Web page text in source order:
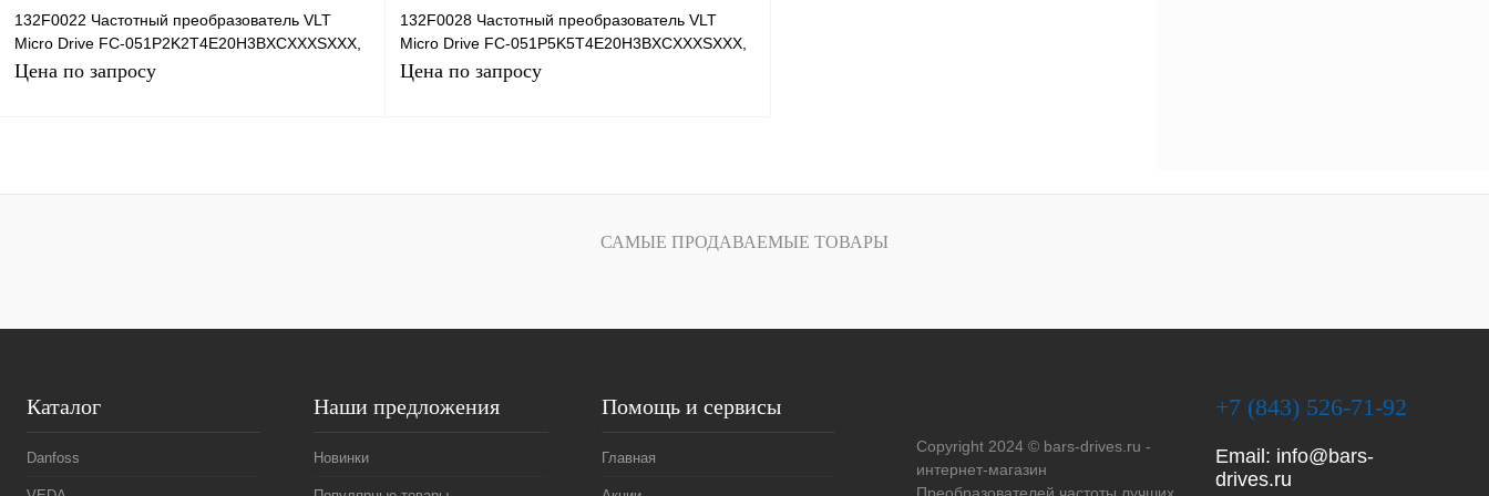
132F0022 Частотный преобразователь VLT
Micro Drive FC-051P2K2T4E20H3BXCXXXSXXX,
2,2кВт, 380В
Цена по запросу
Запросить цену
132F0028 Частотный преобразователь VLT
Micro Drive FC-051P5K5T4E20H3BXCXXXSXXX,
5,5кВт, 380В
Цена по запросу
Запросить цену
Сравнение
САМЫЕ ПРОДАВАЕМЫЕ ТОВАРЫ
Каталог
Danfoss
Наши предложения
Новинки
Помощь и сервисы
Главная
Copyright 2024 © bars-drives.ru -
интернет-магазин
+7 (843) 526-71-92
Email: info@bars-
drives.ru